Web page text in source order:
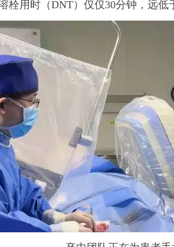
栓用时（DNT）仅仅30分钟，远低